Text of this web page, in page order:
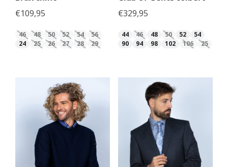
€109,95
46 48 50 52 54
56
24
25 26 27 28 29
€329,95
44 46 48 50 52
54
90
94 98 102 106 25